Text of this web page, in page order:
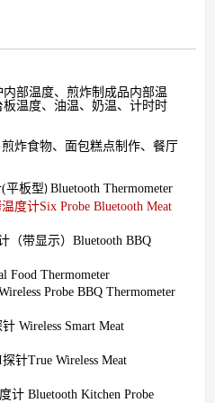
部温度、煎炸制成品内部温
温度、油温、奶温、计时时
炸食物、面包糕点制作、餐厅
(平板型) Bluetooth Thermometer
度计Six Probe Bluetooth Meat
（带显示）Bluetooth BBQ
Food Thermometer
Probe BBQ Thermometer
针 Wireless Smart Meat
探针True Wireless Meat
计 Bluetooth Kitchen Probe